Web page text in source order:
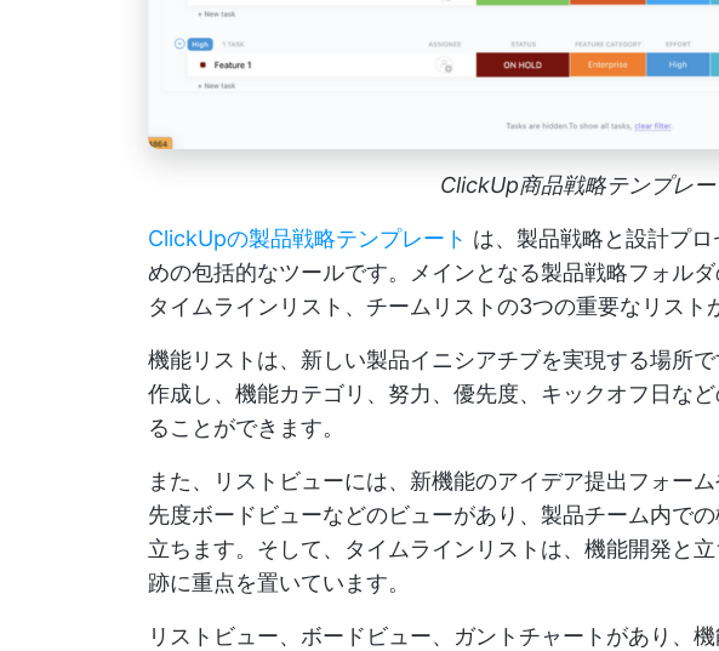
ClickUp商品戦略テンプレー
ClickUpの製品戦略テンプレート は、製品戦略と設計プ
めの包括的なツールです。メインとなる製品戦略フォルダ
タイムラインリスト、チームリストの3つの重要なリスト
機能リストは、新しい製品イニシアチブを実現する場所
作成し、機能カテゴリ、努力、優先度、キックオフ日な
ることができます。
また、リストビューには、新機能のアイデア提出フォー
先度ボードビューなどのビューがあり、製品チーム内で
立ちます。そして、タイムラインリストは、機能開発と
跡に重点を置いています。
リストビュー、ボードビュー、ガントチャートがあり、